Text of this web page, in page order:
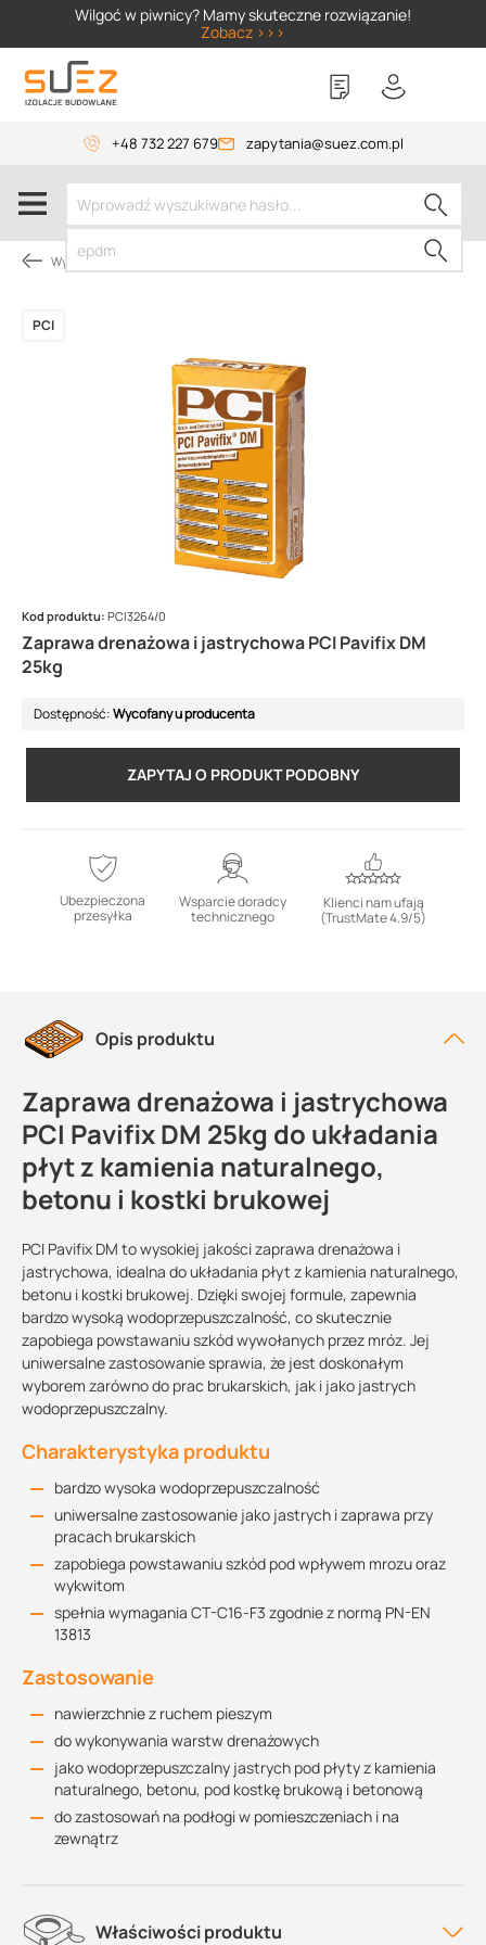
Wilgoć w piwnicy? Mamy skuteczne rozwiązanie!
Zobacz >>>
+48 732 227 679 zapytania@suez.com.pl
Wylewki, materiały do betonu
Zaprawa drenażowa i jastrychowa PCI Pavifix DM
25kg
PCI
Kod produktu: PCI3264/0
Dostępność:Wycofany u producenta
ZAPYTAJ O PRODUKT PODOBNY
Ubezpieczona
przesyłka
Wsparcie doradcy
technicznego
Klienci nam ufają
(TrustMate 4.9/5)
Opis produktu
Zaprawa drenażowa i jastrychowa
PCI Pavifix DM 25kg do układania
płyt z kamienia naturalnego,
betonu i kostki brukowej
PCI Pavifix DM to wysokiej jakości zaprawa drenażowa i
jastrychowa, idealna do układania płyt z kamienia naturalnego,
betonu i kostki brukowej. Dzięki swojej formule, zapewnia
bardzo wysoką wodoprzepuszczalność, co skutecznie
zapobiega powstawaniu szkód wywołanych przez mróz. Jej
uniwersalne zastosowanie sprawia, że jest doskonałym
wyborem zarówno do prac brukarskich, jak i jako jastrych
wodoprzepuszczalny.
Charakterystyka produktu
bardzo wysoka wodoprzepuszczalność
uniwersalne zastosowanie jako jastrych i zaprawa przy
pracach brukarskich
zapobiega powstawaniu szkód pod wpływem mrozu oraz
wykwitom
spełnia wymagania CT-C16-F3 zgodnie z normą PN-EN
13813
Zastosowanie
nawierzchnie z ruchem pieszym
do wykonywania warstw drenażowych
jako wodoprzepuszczalny jastrych pod płyty z kamienia
naturalnego, betonu, pod kostkę brukową i betonową
do zastosowań na podłogi w pomieszczeniach i na
zewnątrz
Właściwości produktu